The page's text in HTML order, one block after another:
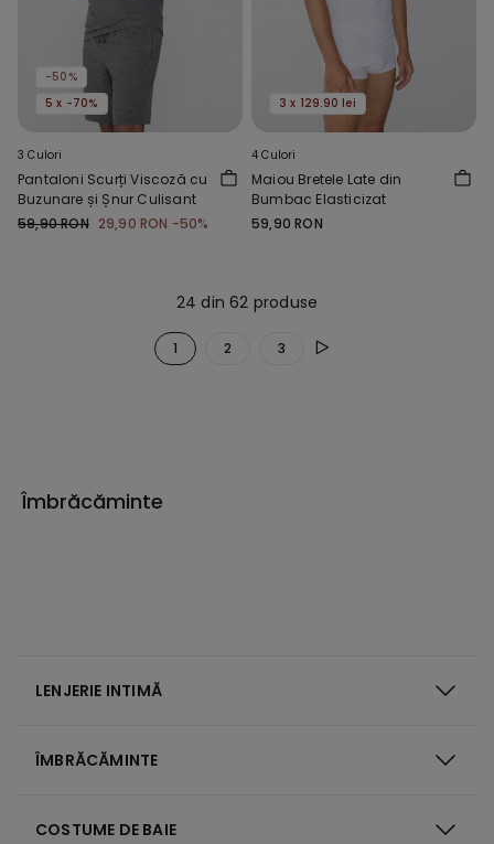
-50%
5 x -70%
3 Culori
Pantaloni Scurți Viscoză cu
Buzunare și Șnur Culisant
59,90 RON 29,90 RON -50%
3 x 129.90 lei
4 Culori
Maiou Bretele Late din
Bumbac Elasticizat
59,90 RON
24 din 62 produse
1 2 3
Îmbrăcăminte
LENJERIE INTIMĂ
ÎMBRĂCĂMINTE
COSTUME DE BAIE